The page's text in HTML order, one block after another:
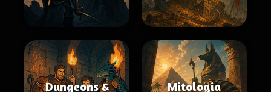
Dungeons &
Mitologia